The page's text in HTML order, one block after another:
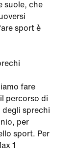
suole, che
sport è
fare
percorso di
degli sprechi
per
sport. Per
1